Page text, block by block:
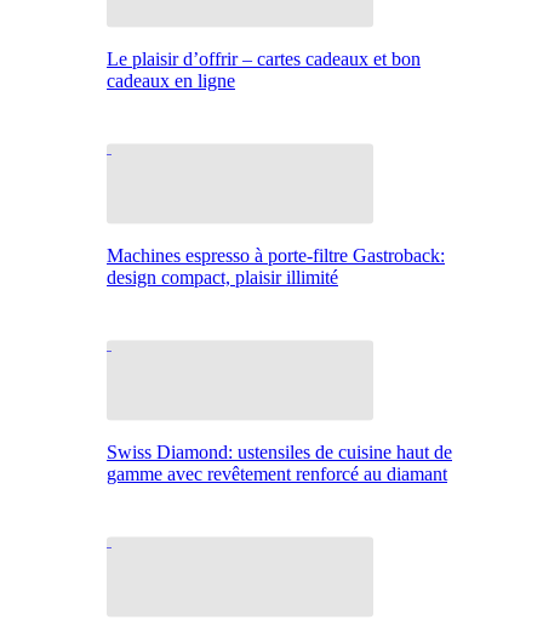
Le plaisir d’offrir – cartes cadeaux et bon
cadeaux en ligne
Machines espresso à porte-filtre Gastroback:
design compact, plaisir illimité
Swiss Diamond: ustensiles de cuisine haut de
gamme avec revêtement renforcé au diamant